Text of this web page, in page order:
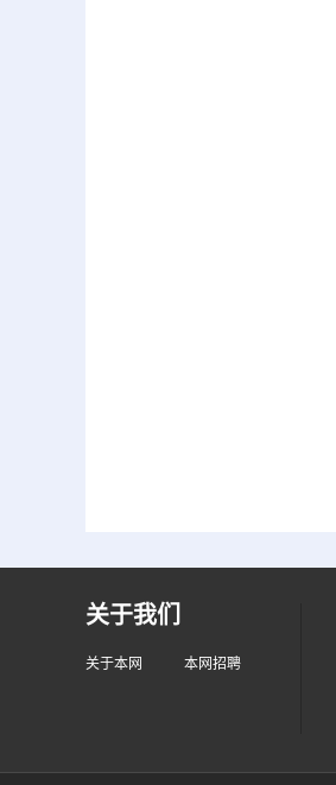
关于我们
关于本网 本网招聘